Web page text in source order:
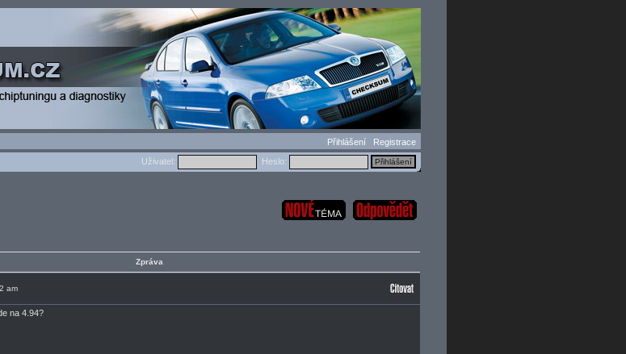
Přihlášení
Registrace
Uživatel:
Heslo:
Zpráva
am
na 4.94?